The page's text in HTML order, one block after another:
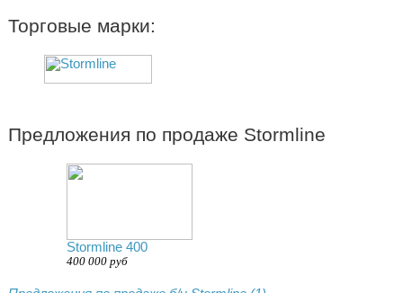
Торговые марки:
Предложения по продаже Stormline
Stormline 400
400 000 руб